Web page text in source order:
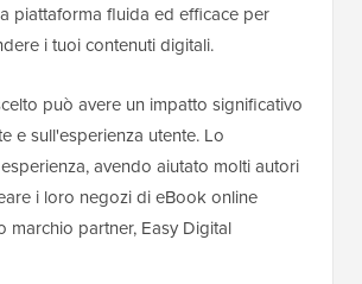
piattaforma fluida ed efficace per
i tuoi contenuti digitali.
può avere un impatto significativo
e sull'esperienza utente. Lo
avendo aiutato molti autori
i loro negozi di eBook online
marchio partner, Easy Digital